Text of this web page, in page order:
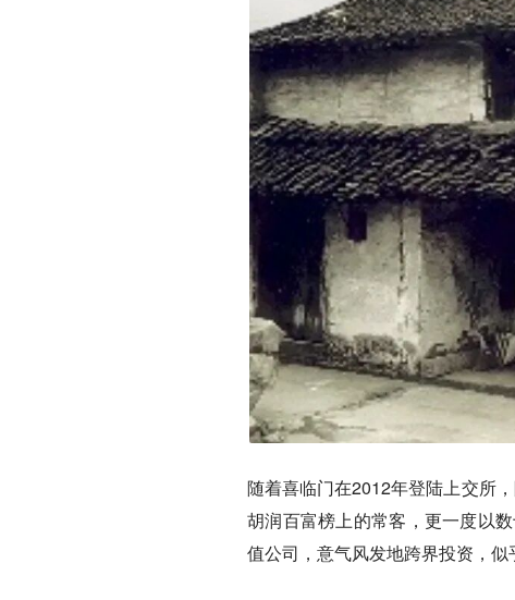
随着喜临门在2012年登陆上交所
胡润百富榜上的常客，更一度以
值公司，意气风发地跨界投资，似